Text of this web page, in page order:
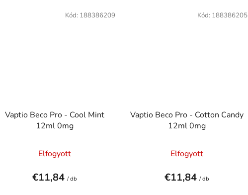
Vaptio Beco Pro - Cool Mint
12ml 0mg
Elfogyott
€11,84 / db
Kód: 188386209
Vaptio Beco Pro - Cotton Candy
12ml 0mg
Elfogyott
€11,84 / db
Kód: 188386205